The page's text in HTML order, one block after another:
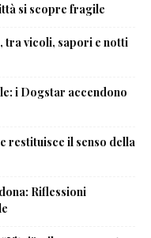
si scopre fragile
tra vicoli, sapori e notti
i Dogstar accendono
restituisce il senso della
Riflessioni